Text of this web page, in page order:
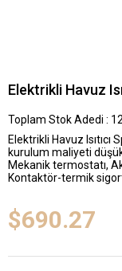
Elektrikli Havuz
Toplam Stok Adedi :
Elektrikli Havuz Isıtıcı
kurulum maliyeti düşük
Mekanik termostatı,
Kontaktör-termik
$690.27